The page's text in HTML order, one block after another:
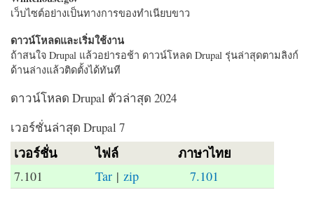
เว็บไซต์อย่างเป็นทางการของทำเนียบขาว
ดาวน์โหลดและเริ่มใช้งาน
ถ้าสนใจ Drupal แล้วอย่ารอช้า ดาวน์โหลด Drupal รุ่นล่าสุดตามลิงก์
ด้านล่างแล้วติดตั้งได้ทันที
ดาวน์โหลด Drupal ตัวล่าสุด 2024
เวอร์ชั่นล่าสุด Drupal 7
เวอร์ชั่น ไฟล์ ภาษาไทย
7.101 Tar |zip 7.101